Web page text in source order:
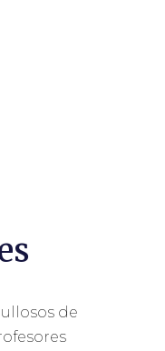
de